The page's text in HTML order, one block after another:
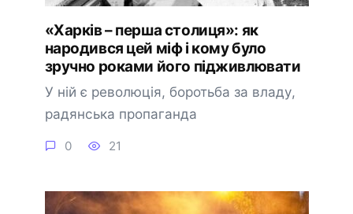
«Харків – перша столиця»: як
народився цей міф і кому було
зручно роками його підживлювати
У ній є революція, боротьба за владу,
радянська пропаганда
0 21